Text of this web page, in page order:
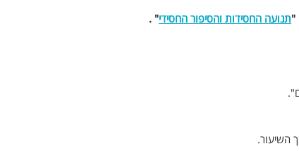
"תנועה החסידות והסיפור החסידי" .
השיעור.